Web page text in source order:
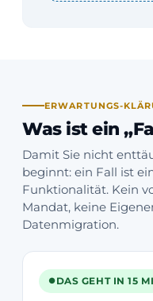
ERWARTUNGS-
Was ist ein
Damit Sie nicht
beginnt: ein Fall ist
Funktionalität. Kein
Mandat, keine
Datenmigration.
DAS GEHT IN 15